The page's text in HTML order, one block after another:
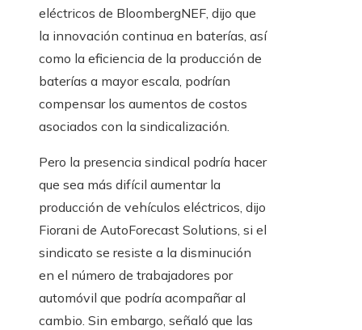
eléctricos de BloombergNEF, dijo que
la innovación continua en baterías, así
como la eficiencia de la producción de
baterías a mayor escala, podrían
compensar los aumentos de costos
asociados con la sindicalización.
Pero la presencia sindical podría hacer
que sea más difícil aumentar la
producción de vehículos eléctricos, dijo
Fiorani de AutoForecast Solutions, si el
sindicato se resiste a la disminución
en el número de trabajadores por
automóvil que podría acompañar al
cambio. Sin embargo, señaló que las